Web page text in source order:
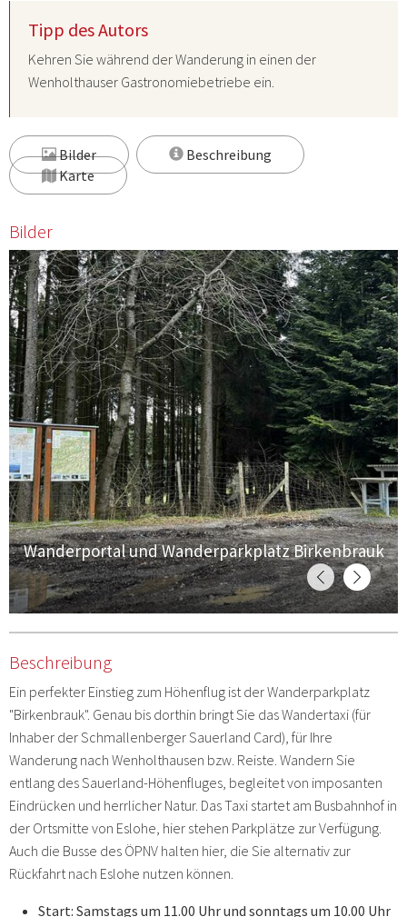
Tipp des Autors
Kehren Sie während der Wanderung in einen der
Wenholthauser Gastronomiebetriebe ein.
Bilder
Beschreibung
Karte
Bilder
Wanderportal und Wanderparkplatz Birkenbrauk
Beschreibung
Ein perfekter Einstieg zum Höhenflug ist der Wanderparkplatz
"Birkenbrauk". Genau bis dorthin bringt Sie das Wandertaxi (für
Inhaber der Schmallenberger Sauerland Card), für Ihre
Wanderung nach Wenholthausen bzw. Reiste. Wandern Sie
entlang des Sauerland-Höhenfluges, begleitet von imposanten
Eindrücken und herrlicher Natur. Das Taxi startet am Busbahnhof in
der Ortsmitte von Eslohe, hier stehen Parkplätze zur Verfügung.
Auch die Busse des ÖPNV halten hier, die Sie alternativ zur
Rückfahrt nach Eslohe nutzen können.
Start: Samstags um 11.00 Uhr und sonntags um 10.00 Uhr